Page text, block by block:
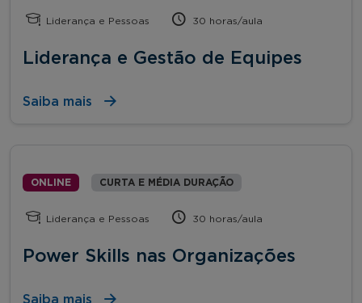
Liderança e Pessoas 30 horas/aula
Liderança e Gestão de Equipes
Saiba mais
ONLINE CURTA E MÉDIA DURAÇÃO
Liderança e Pessoas 30 horas/aula
Power Skills nas Organizações
Saiba mais